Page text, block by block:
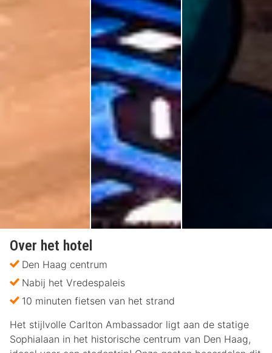
Over het hotel
Den Haag centrum
Nabij het Vredespaleis
10 minuten fietsen van het strand
Het stijlvolle Carlton Ambassador ligt aan de statige
Sophialaan in het historische centrum van Den Haag,